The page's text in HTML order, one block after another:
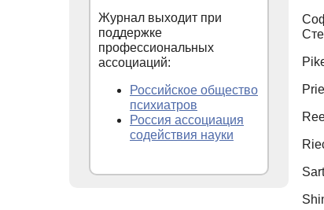
Журнал выходит при
поддержке
профессиональных
ассоциаций:
Российское общество
психиатров
Россия ассоциация
содействия науки